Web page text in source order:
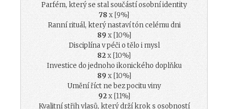
Parfém, který se stal součástí osobní identity
78 x [9%]
Ranní rituál, který nastaví tón celému dni
89 x [10%]
Disciplína v péči o tělo i mysl
82x [10%]
Investice do jednoho ikonického doplňku
89 x [10%]
Umění říct ne bez pocitu viny
92x [11%]
Kvalitní střih vlasů, který drží krok s osobností